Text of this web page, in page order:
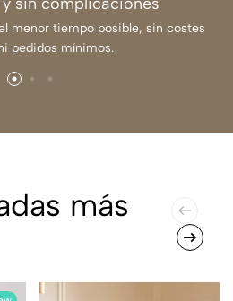
menor tiempo posible, sin costes
pedidos mínimos.
más